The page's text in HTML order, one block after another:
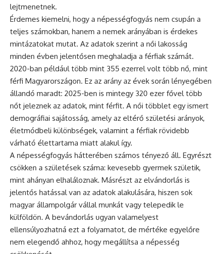
lejtmenetnek.
Érdemes kiemelni, hogy a népességfogyás nem csupán a
teljes számokban, hanem a nemek arányában is érdekes
mintázatokat mutat. Az adatok szerint a női lakosság
minden évben jelentősen meghaladja a férfiak számát.
2020-ban például több mint 355 ezerrel volt több nő, mint
férfi Magyarországon. Ez az arány az évek során lényegében
állandó maradt: 2025-ben is mintegy 320 ezer fővel több
nőt jeleznek az adatok, mint férfit. A női többlet egy ismert
demográfiai sajátosság, amely az eltérő születési arányok,
életmódbeli különbségek, valamint a férfiak rövidebb
várható élettartama miatt alakul így.
A népességfogyás hátterében számos tényező áll. Egyrészt
csökken a születések száma: kevesebb gyermek születik,
mint ahányan elhaláloznak. Másrészt az elvándorlás is
jelentős hatással van az adatok alakulására, hiszen sok
magyar állampolgár vállal munkát vagy telepedik le
külföldön. A bevándorlás ugyan valamelyest
ellensúlyozhatná ezt a folyamatot, de mértéke egyelőre
nem elegendő ahhoz, hogy megállítsa a népesség